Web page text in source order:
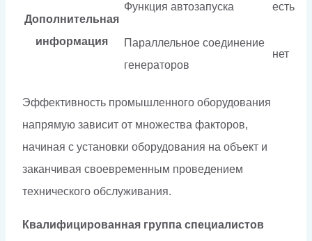
Дополнительная
информация
Функция автозапуска есть
Параллельное соединение
генераторов
нет
Эффективность промышленного оборудования
напрямую зависит от множества факторов,
начиная с установки оборудования на объект и
заканчивая своевременным проведением
технического обслуживания.
Квалифицированная группа специалистов